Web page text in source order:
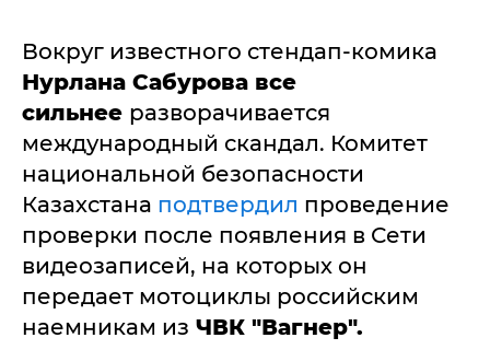
Вокруг известного стендап-комика
Нурлана Сабурова все
сильнее разворачивается
международный скандал. Комитет
национальной безопасности
Казахстана подтвердил проведение
проверки после появления в Сети
видеозаписей, на которых он
передает мотоциклы российским
наемникам из ЧВК "Вагнер".